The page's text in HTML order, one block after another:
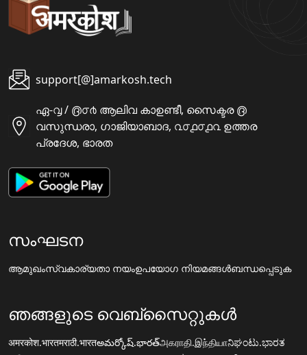
support[@]amarkosh.tech
ഏ-൮ / ൫൦൪ ആലിവ കാഉണ്ടീ, സൈക്ടര ൫
വസുന്ധരാ, ഗാജിയാബാദ, ൨൦൧൦൧൨ ഉത്തര
പ്രദേശ, ഭാരത
സംഘടന
ആമുഖംസ്വകാര്യതാ നയംഉപയോഗ നിയമങ്ങൾബന്ധപ്പെടുക
ഞങ്ങളുടെ വെബ്സൈറ്റുകൾ
अमरकोश.भारतमराठी.भारतఅమర్కోష్.భారత్அகராதி.இந்தியாನಿಘಂಟು.ಭಾರತ